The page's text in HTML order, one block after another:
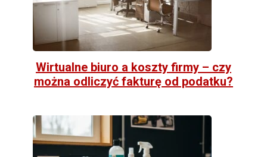
Wirtualne biuro a koszty firmy – czy
można odliczyć fakturę od podatku?